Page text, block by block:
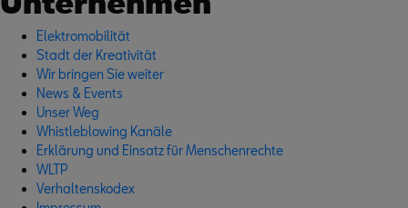
Elektromobilität
Stadt der Kreativität
Wir bringen Sie weiter
News & Events
Unser Weg
Whistleblowing Kanäle
Erklärung und Einsatz für Menschenrechte
WLTP
Verhaltenskodex